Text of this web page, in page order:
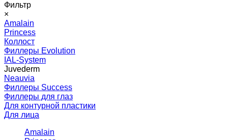
Фильтр
×
Amalain
Princess
Коллост
Филлеры Evolution
IAL-System
Juvederm
Neauvia
Филлеры Success
Филлеры для глаз
Для контурной пластики
Для лица
Amalain